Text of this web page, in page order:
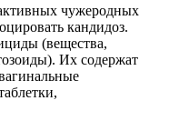
чужеродных
кандидоз.
(вещества,
Их содержат